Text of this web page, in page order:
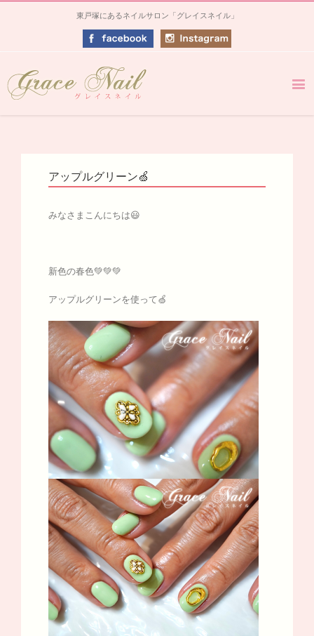
東戸塚にあるネイルサロン「グレイスネイル」
アップルグリーン🍏
みなさまこんにちは😃
新色の春色💚💚💚
アップルグリーンを使って🍏